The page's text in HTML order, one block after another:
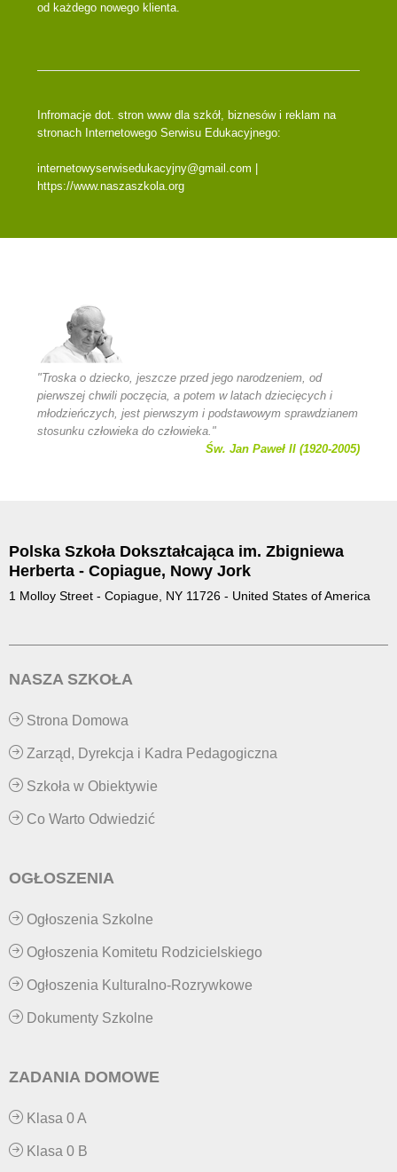
od każdego nowego klienta.
Infromacje dot. stron www dla szkół, biznesów i reklam na
stronach Internetowego Serwisu Edukacyjnego:
internetowyserwisedukacyjny@gmail.com |
https://www.naszaszkola.org
"Troska o dziecko, jeszcze przed jego narodzeniem, od
pierwszej chwili poczęcia, a potem w latach dziecięcych i
młodzieńczych, jest pierwszym i podstawowym sprawdzianem
stosunku człowieka do człowieka."
Św. Jan Paweł II (1920-2005)
Polska Szkoła Dokształcająca im. Zbigniewa
Herberta - Copiague, Nowy Jork
1 Molloy Street - Copiague, NY 11726 - United States of America
NASZA SZKOŁA
Strona Domowa
Zarząd, Dyrekcja i Kadra Pedagogiczna
Szkoła w Obiektywie
Co Warto Odwiedzić
OGŁOSZENIA
Ogłoszenia Szkolne
Ogłoszenia Komitetu Rodzicielskiego
Ogłoszenia Kulturalno-Rozrywkowe
Dokumenty Szkolne
ZADANIA DOMOWE
Klasa 0 A
Klasa 0 B